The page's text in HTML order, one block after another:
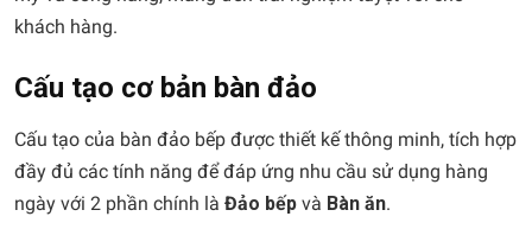
khách hàng.
Cấu tạo cơ bản bàn đảo
Cấu tạo của bàn đảo bếp được thiết kế thông minh, tích hợp
đầy đủ các tính năng để đáp ứng nhu cầu sử dụng hàng
ngày với 2 phần chính là Đảo bếp và Bàn ăn.